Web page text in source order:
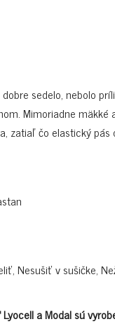
sedelo, nebolo
Mimoriadne mäkké
zatiaľ čo elastický
Nesušiť v sušičke,
Lyocell a Modal sú